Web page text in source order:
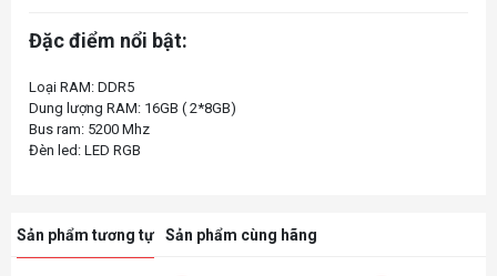
Đặc điểm nổi bật:
Loại RAM: DDR5
Dung lượng RAM: 16GB ( 2*8GB)
Bus ram: 5200 Mhz
Sản phẩm tương tự Sản phẩm cùng hãng